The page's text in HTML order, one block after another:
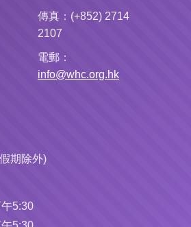
傳真：(+852) 2714
2107
電郵：
info@whc.org.hk
期除外)
午5:30